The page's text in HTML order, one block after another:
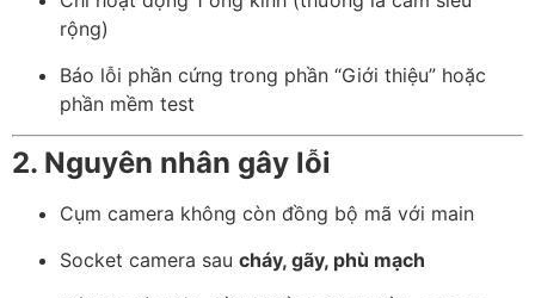
rộng)
Báo lỗi phần cứng trong phần “Giới thiệu” hoặc
phần mềm test
2. Nguyên nhân gây lỗi
Cụm camera không còn đồng bộ mã với main
Socket camera sau cháy, gãy, phù mạch